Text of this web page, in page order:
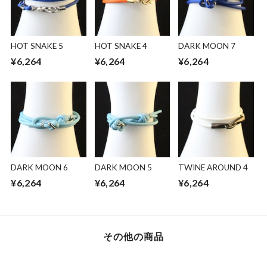
HOT SNAKE 5
¥6,264
HOT SNAKE 4
¥6,264
DARK MOON 7
¥6,264
DARK MOON 6
¥6,264
DARK MOON 5
¥6,264
TWINE AROUND 4
¥6,264
その他の商品